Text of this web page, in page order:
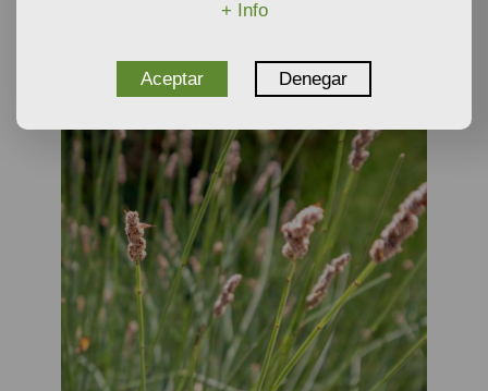
+ Info
Aceptar Denegar